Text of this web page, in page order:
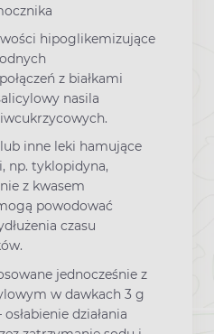
hipoglikemizujące
z białkami
nasila
inne leki hamujące
np. tyklopidyna,
z kwasem
powodować
czasu
jednocześnie z
w dawkach 3 g
działania